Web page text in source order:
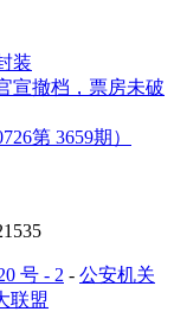
装
宣撤档，票房未破
第 3659期）
号 - 2 - 公安机关
联盟